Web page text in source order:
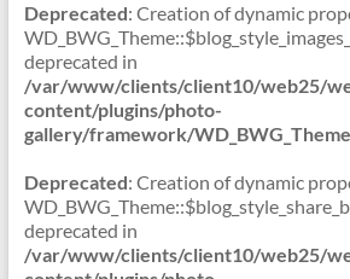
Deprecated: Creation of dynamic
deprecated in
/var/www/clients/client10/web25/
content/plugins/photo-
gallery/framework/
Deprecated: Creation of dynamic
deprecated in
/var/www/clients/client10/web25/